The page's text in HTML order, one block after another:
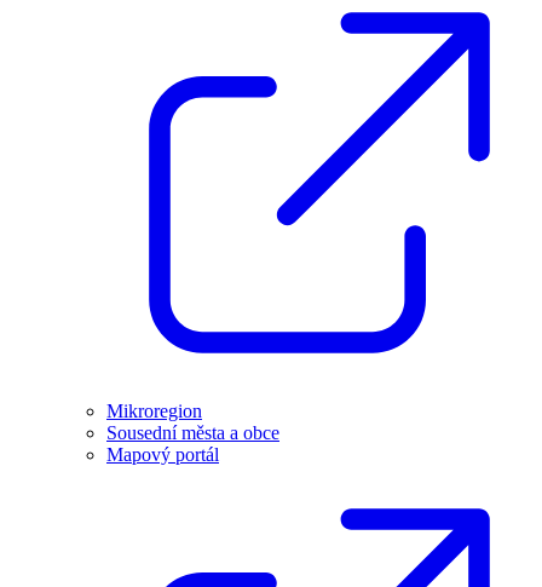
Mikroregion
Sousední města a obce
Mapový portál